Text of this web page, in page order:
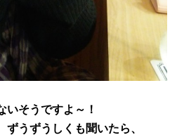
いそうですよ～！
ずうずうしくも聞いたら、